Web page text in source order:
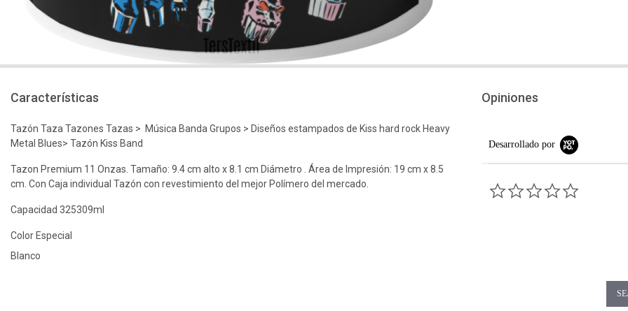
Características
Tazón Taza Tazones Tazas > Música Banda Grupos > Diseños estampados de Kiss hard rock Heavy
Metal Blues> Tazón Kiss Band
Tazon Premium 11 Onzas. Tamaño: 9.4 cm alto x 8.1 cm Diámetro . Área de Impresión: 19 cm x 8.5
cm. Con Caja individual Tazón con revestimiento del mejor Polímero del mercado.
Capacidad 325309ml
Color Especial
Blanco
Opiniones
Desarrollado por